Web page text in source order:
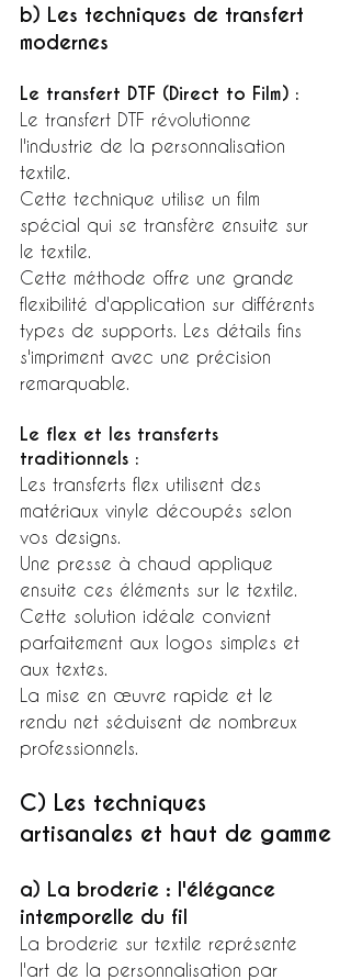
b) Les techniques de transfert
modernes
Le transfert DTF (Direct to Film) :
Le transfert DTF révolutionne
l'industrie de la personnalisation
textile.
Cette technique utilise un film
spécial qui se transfère ensuite sur
le textile.
Cette méthode offre une grande
flexibilité d'application sur différents
types de supports. Les détails fins
s'impriment avec une précision
remarquable.
Le flex et les transferts
traditionnels :
Les transferts flex utilisent des
matériaux vinyle découpés selon
vos designs.
Une presse à chaud applique
ensuite ces éléments sur le textile.
Cette solution idéale convient
parfaitement aux logos simples et
aux textes.
La mise en œuvre rapide et le
rendu net séduisent de nombreux
professionnels.
C) Les techniques
artisanales et haut de gamme
a) La broderie : l'élégance
intemporelle du fil
La broderie sur textile représente
l'art de la personnalisation par